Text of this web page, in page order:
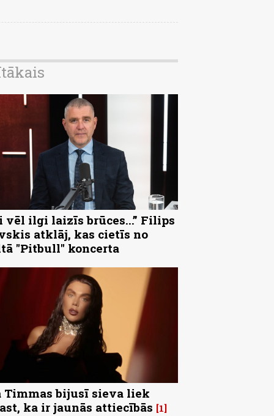
vēl ilgi laizīs brūces...” Filips
atklāj, kas cietīs no
"Pitbull" koncerta
Timmas bijusī sieva liek
ka ir jaunās attiecībās 1